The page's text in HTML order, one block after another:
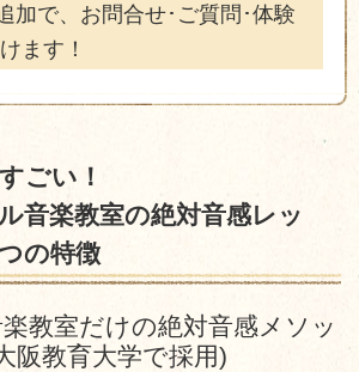
加で、お問合せ･ご質問･体験
ます！
ごい！
音楽教室の絶対音感レッ
の特徴
教室だけの絶対音感メソッ
阪教育大学で採用)